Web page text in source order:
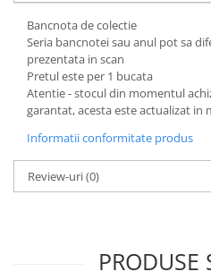
Accesorii filatelie
Timbre si coli Romania
Carte Postala / FDC
Din trusa colectionarului
Alte colectibile
Insigne/Medalii/Decoratii
Bancnota de colectie
Seria bancnotei sau anul pot sa
prezentata in scan
Pretul este per 1 bucata
Atentie - stocul din momentul
garantat, acesta este actualizat in
Informatii conformitate produs
Review-uri(0)
PRODUSE